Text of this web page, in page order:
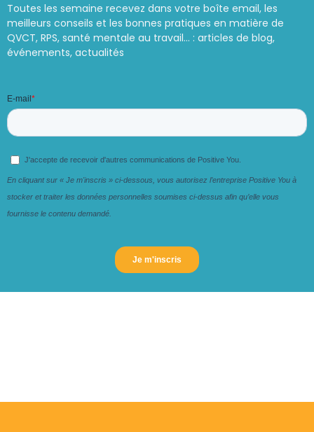
Toutes les semaine recevez dans votre boîte email, les
meilleurs conseils et les bonnes pratiques en matière de
QVCT, RPS, santé mentale au travail… : articles de blog,
événements, actualités